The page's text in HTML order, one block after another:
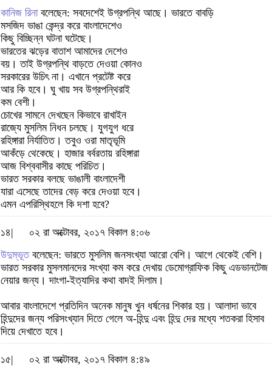
কানিজ রিনাবলেছেন: সবদেশেই উগ্রপন্থি আছে। ভারতে বাবড়ি
মসজিদ ভাঙা কেন্দ্র করে বাংলাদেশেও
কিছু বিচ্ছিন্ন ঘটনা ঘটেছে।
ভারতের ঝড়ের বাতাশ আমাদের দেশেও
বয়। তাই উগ্রপন্থি বাড়তে দেওয়া কোনও
সরকারের উচিৎ না। এখানে প্রটেষ্ট করে
আর কি হবে। ঘু খায় সব উগ্রপন্থিরাই
কম বেশী।
চোখের সামনে দেখছেন কিভাবে রাখাইন
রাজ্যে মুসলিম নিধন চলছে। যুগযুগ ধরে
রহিঙ্গারা নির্যাতিত। তবুও ওরা মাতৃভূমি
আকঁড়ে থেকেছে। হাজার বর্বরতায় রহিঙ্গারা
আজ বিশ্ববাসীর কাছে পরিচিত।
ভারত সরকার বলছে ভাঙালী বাংলাদেশী
যারা এসেছে তাদের বেড় করে দেওয়া হবে।
এমন এপরিস্থিহলে কি দশা হবে?
১৪|
০২ রা অক্টোবর, ২০১৭ বিকাল ৪:০৬
উদুম্ভূতবলেছেন: ভারতে মুসলিম জনসংখ্যা আরো বেশি। আগে থেকেই বেশি।
ভারত সরকার মুসলমানদের সংখ্যা কম করে দেখায় ডেমোগ্রাফিক কিছু এডভানটেজ
নেয়ার জন্য। দাংগা-ইত্যাদির কথা বাদই দিলাম।
আবার বাংলাদেশে প্রতিদিন অনেক মানুষ খুন ধর্ষনের শিকার হয়। আলাদা ভাবে
হিন্দুদের জন্য পরিসংখ্যান দিতে গেলে অ-হিন্দু এবং হিন্দু দের মধ্যে শতকরা হিসাব
দিয়ে দেখাতে হবে।
১৫|
০২ রা অক্টোবর, ২০১৭ বিকাল ৪:৪৯